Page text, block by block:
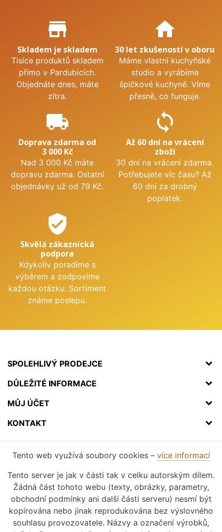
Proč nakupovat u nás?
store_mall_directory
Skladem je skladem
Tisíce produktů skladem
přímo v Pardubicích.
Objednáte dnes, máte
zítra.
home
30 let zkušeností v oboru
Máme vlastní kuchyňské
studio a vyrábíme
špičkové kuchyně. Víme
přesně, co funguje.
local_shipping
Doprava zdarma od
3 000 Kč
Nad 3 000 Kč máte
dopravu zdarma. Ostatní
objednávky už od 79 Kč.
sync
Až 60 dní na vrácení
zboží
30 dní na vrácení zdarma.
Potřebujete víc času? Až
60 dní za drobný
poplatek.
verified_user
Skvělá zákaznická
podpora
Kdykoliv poradíme s
výběrem a zodpovíme
každou otázku. Sortiment
známe poslepu.
SPOLEHLIVÝ PRODEJCE
DŮLEŽITÉ INFORMACE
MŮJ ÚČET
KONTAKT
Tento web využívá soubory cookies – více informací
Tento server je jak v části tak v celku autorským dílem.
Žádná část tohoto webu (texty, obrázky, parametry,
obchodní podmínky ani další části serveru) nesmí být
kopírována nebo jinak reprodukována bez výslovného
souhlasu provozovatele. Názvy a označení výrobků,